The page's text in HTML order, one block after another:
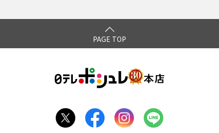
ってはいけない科学博士2
PAGE TOP